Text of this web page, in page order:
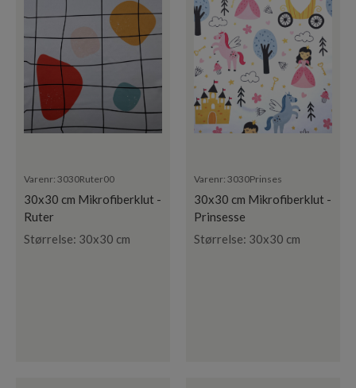
Varenr: 3030Ruter00
30x30 cm Mikrofiberklut -
Ruter
Størrelse: 30x30 cm
Varenr: 3030Prinses
30x30 cm Mikrofiberklut -
Prinsesse
Størrelse: 30x30 cm